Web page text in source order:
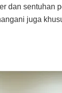
dan sentuhan
juga